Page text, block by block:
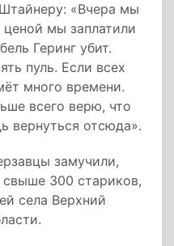
«Вчера мы
мы заплатили
Геринг убит.
пуль. Если всех
много времени.
всего верю, что
вернуться отсюда».
замучили,
свыше 300 стариков,
села Верхний